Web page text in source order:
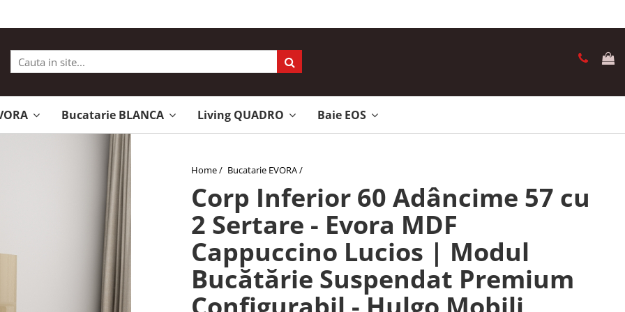
Bucatarie BLANCA Living QUADRO Baie EOS
Home / Bucatarie EVORA /
Corp Inferior 60 Adâncime 57 cu
2 Sertare - Evora MDF
Cappuccino Lucios | Modul
Bucătărie Suspendat Premium